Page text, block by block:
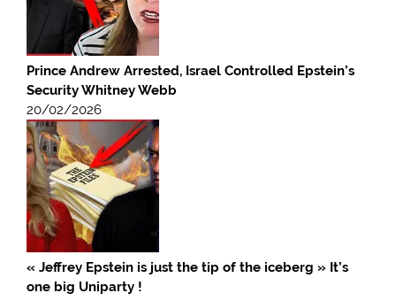
Prince Andrew Arrested, Israel Controlled Epstein’s
Security Whitney Webb
20/02/2026
« Jeffrey Epstein is just the tip of the iceberg » It’s
one big Uniparty !